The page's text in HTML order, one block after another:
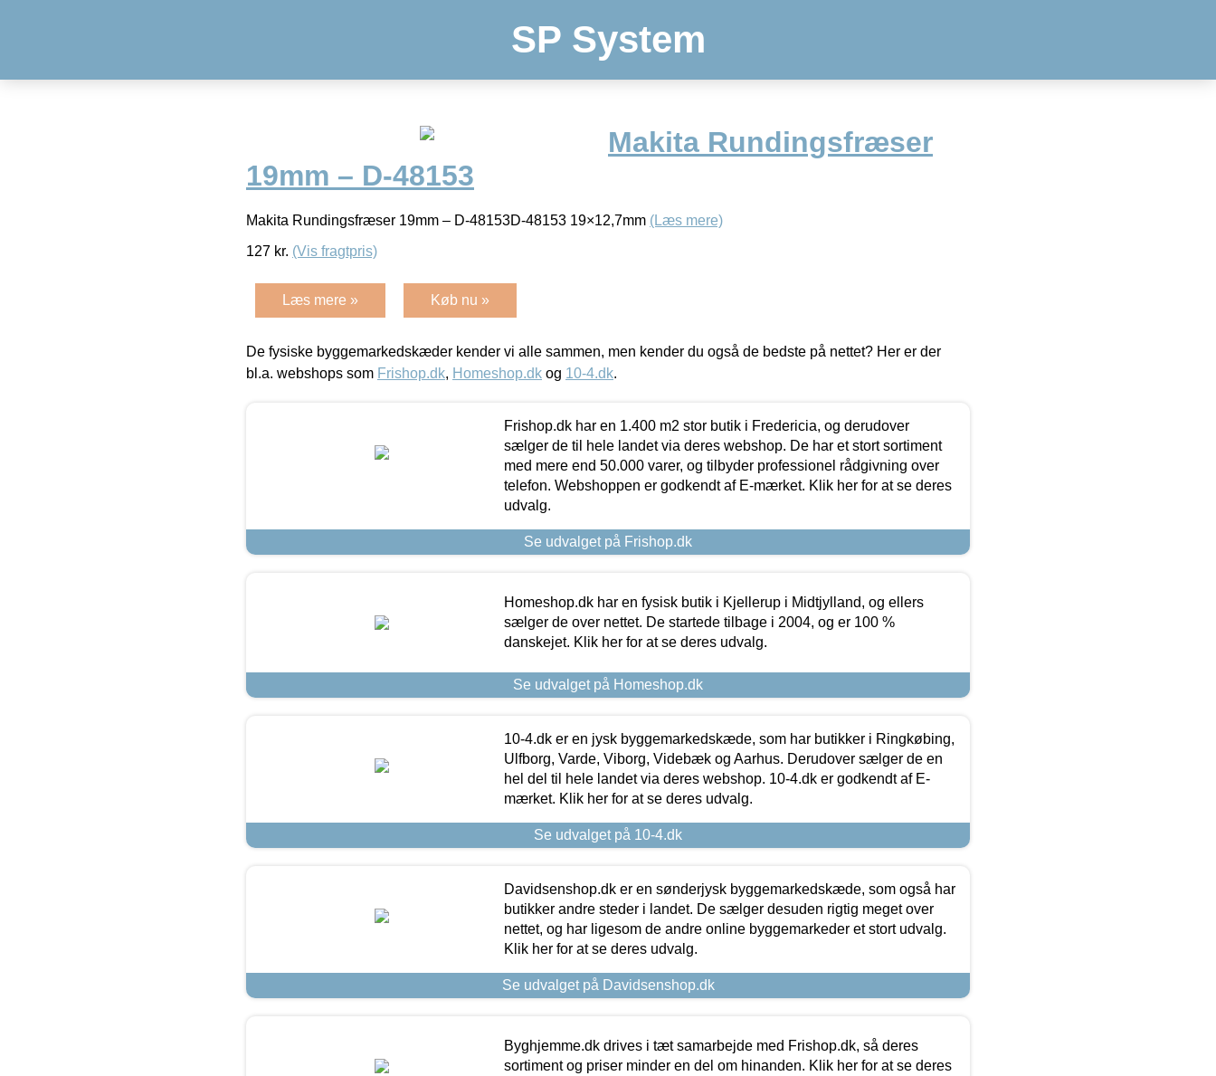
SP System
Makita Rundingsfræser
19mm – D-48153
Makita Rundingsfræser 19mm – D-48153D-48153 19×12,7mm (Læs mere)
127 kr. (Vis fragtpris)
Læs mere » Køb nu »
De fysiske byggemarkedskæder kender vi alle sammen, men kender du også de bedste på nettet? Her er der
bl.a. webshops som Frishop.dk, Homeshop.dk og 10-4.dk.
Frishop.dk har en 1.400 m2 stor butik i Fredericia, og derudover
sælger de til hele landet via deres webshop. De har et stort sortiment
med mere end 50.000 varer, og tilbyder professionel rådgivning over
telefon. Webshoppen er godkendt af E-mærket. Klik her for at se deres
udvalg.
Se udvalget på Frishop.dk
Homeshop.dk har en fysisk butik i Kjellerup i Midtjylland, og ellers
sælger de over nettet. De startede tilbage i 2004, og er 100 %
danskejet. Klik her for at se deres udvalg.
Se udvalget på Homeshop.dk
10-4.dk er en jysk byggemarkedskæde, som har butikker i Ringkøbing,
Ulfborg, Varde, Viborg, Videbæk og Aarhus. Derudover sælger de en
hel del til hele landet via deres webshop. 10-4.dk er godkendt af E-
mærket. Klik her for at se deres udvalg.
Se udvalget på 10-4.dk
Davidsenshop.dk er en sønderjysk byggemarkedskæde, som også har
butikker andre steder i landet. De sælger desuden rigtig meget over
nettet, og har ligesom de andre online byggemarkeder et stort udvalg.
Klik her for at se deres udvalg.
Se udvalget på Davidsenshop.dk
Byghjemme.dk drives i tæt samarbejde med Frishop.dk, så deres
sortiment og priser minder en del om hinanden. Klik her for at se deres